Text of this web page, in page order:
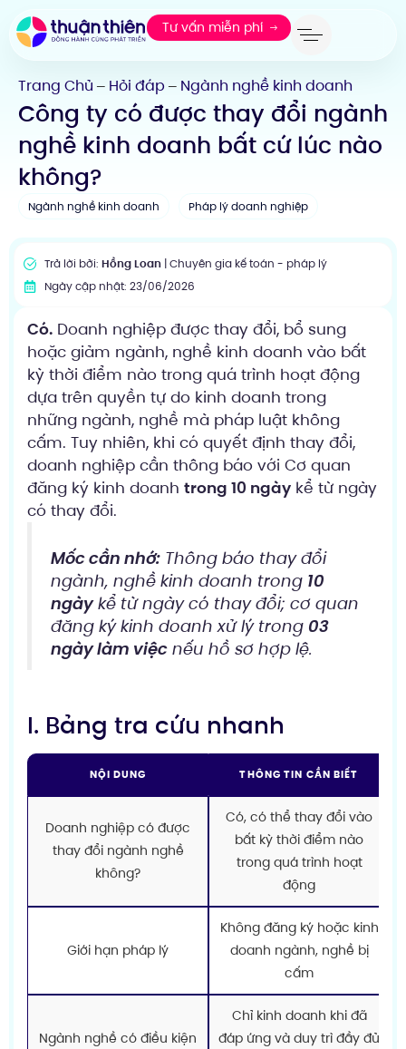
Tư vấn miễn phí
Trang Chủ — Hỏi đáp — Ngành nghề kinh doanh
Công ty có được thay đổi ngành
nghề kinh doanh bất cứ lúc nào
không?
Ngành nghề kinh doanh Pháp lý doanh nghiệp
Trả lời bởi: Hồng Loan| Chuyên gia kế toán - pháp lý
Ngày cập nhật: 23/06/2026
Có. Doanh nghiệp được thay đổi, bổ sung
hoặc giảm ngành, nghề kinh doanh vào bất
kỳ thời điểm nào trong quá trình hoạt động
dựa trên quyền tự do kinh doanh trong
những ngành, nghề mà pháp luật không
cấm. Tuy nhiên, khi có quyết định thay đổi,
doanh nghiệp cần thông báo với Cơ quan
đăng ký kinh doanh trong 10 ngày kể từ ngày
có thay đổi.
Mốc cần nhớ:Thông báo thay đổi
ngành, nghề kinh doanh trong 10
ngàykể từ ngày có thay đổi; cơ quan
đăng ký kinh doanh xử lý trong 03
ngày làm việcnếu hồ sơ hợp lệ.
I. Bảng tra cứu nhanh
NỘI DUNG THÔNG TIN CẦN BIẾT
Doanh nghiệp có được
thay đổi ngành nghề
không?
Có, có thể thay đổi vào
bất kỳ thời điểm nào
trong quá trình hoạt
động
Giới hạn pháp lý
Không đăng ký hoặc kinh
doanh ngành, nghề bị
cấm
Ngành nghề có điều kiện
Chỉ kinh doanh khi đã
đáp ứng và duy trì đầy đủ